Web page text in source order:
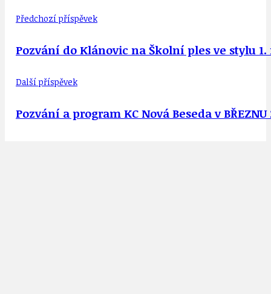
Předchozí příspěvek
Pozvání do Klánovic na Školní ples ve stylu 1.
Další příspěvek
Pozvání a program KC Nová Beseda v BŘEZNU